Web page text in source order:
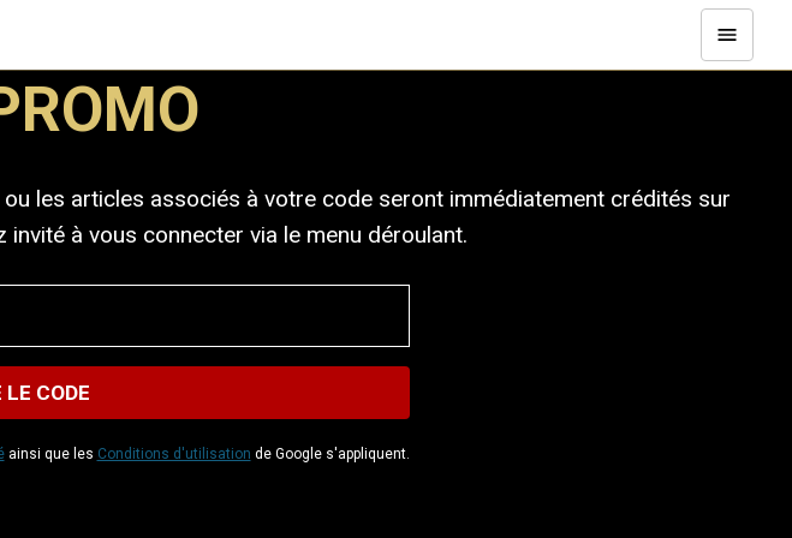
les articles associés à votre code seront immédiatement crédités sur
à vous connecter via le menu déroulant.
ainsi que les Conditions d'utilisation de Google s'appliquent.